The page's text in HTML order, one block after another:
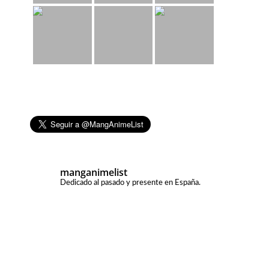
manganimelist
Dedicado al pasado y presente en España.